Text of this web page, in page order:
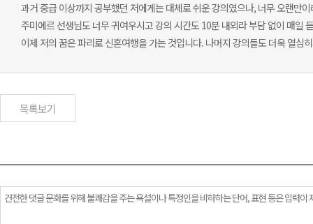
과거 중급 이상까지 공부했던 저에게는 대체로 쉬운 강의였으나, 너무 오랜만
주미에르 선생님도 너무 귀여우시고 강의 시간도 10분 내외라 부담 없이 매일
이제 저의 꿈은 파리로 신혼여행을 가는 것입니다. 나머지 강의들도 더욱 열심
목록보기